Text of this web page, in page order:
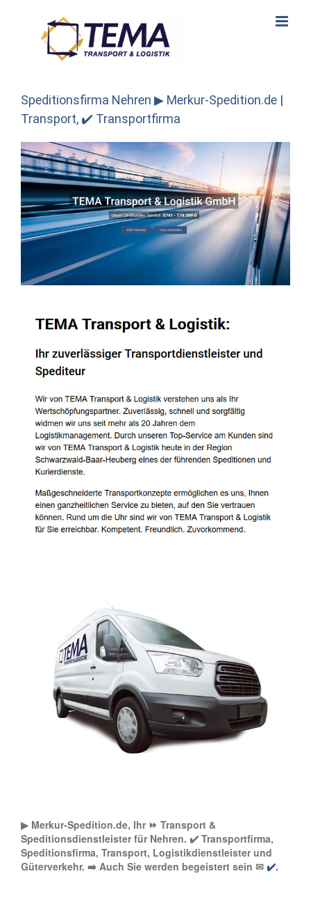
Speditionsfirma Nehren ▶︎ Merkur-Spedition.de |
Transport, ✔️ Transportfirma
▶︎ Merkur-Spedition.de, Ihr ⏩ Transport &
Speditionsdienstleister für Nehren. ✔️ Transportfirma,
Speditionsfirma, Transport, Logistikdienstleister und
Güterverkehr. ➡️ Auch Sie werden begeistert sein ✉ ✔️.